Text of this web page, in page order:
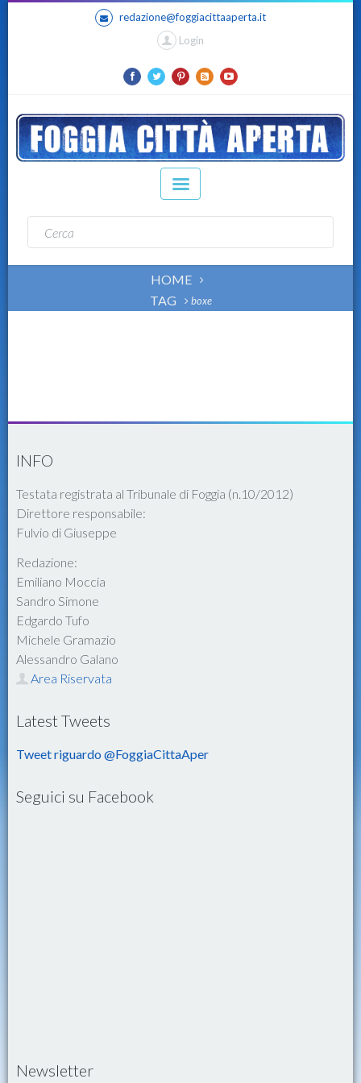
redazione@foggiacittaaperta.it
Login
HOME
TAG
boxe
INFO
Testata registrata al Tribunale di Foggia (n.10/2012)
Direttore responsabile:
Fulvio di Giuseppe
Redazione:
Emiliano Moccia
Sandro Simone
Edgardo Tufo
Michele Gramazio
Alessandro Galano
Area Riservata
Latest Tweets
Tweet riguardo @FoggiaCittaAper
Seguici su Facebook
Newsletter